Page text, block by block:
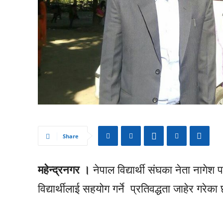
Share
महेन्द्रनगर । नेपाल विद्यार्थी संघका नेता
विद्यार्थीलाई सहयोग गर्ने प्रतिवद्धता जाहेर